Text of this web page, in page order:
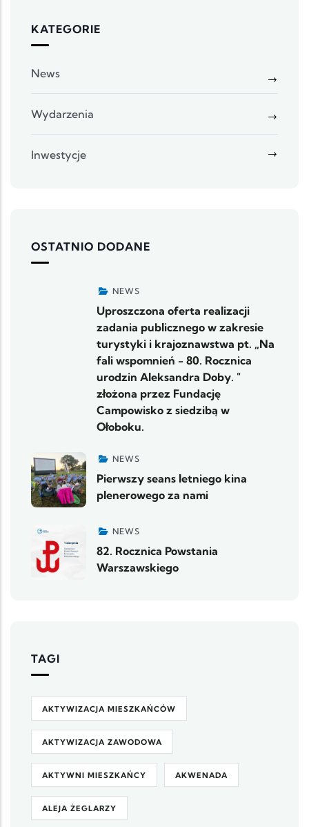
KATEGORIE
News
Wydarzenia
Inwestycje
OSTATNIO DODANE
NEWS
Uproszczona oferta realizacji
zadania publicznego w zakresie
turystyki i krajoznawstwa pt. „Na
fali wspomnień - 80. Rocznica
urodzin Aleksandra Doby. "
złożona przez Fundację
Campowisko z siedzibą w
Ołoboku.
NEWS
Pierwszy seans letniego kina
plenerowego za nami
NEWS
82. Rocznica Powstania
Warszawskiego
TAGI
AKTYWIZACJA MIESZKAŃCÓW
AKTYWIZACJA ZAWODOWA
AKTYWNI MIESZKAŃCY AKWENADA
ALEJA ŻEGLARZY